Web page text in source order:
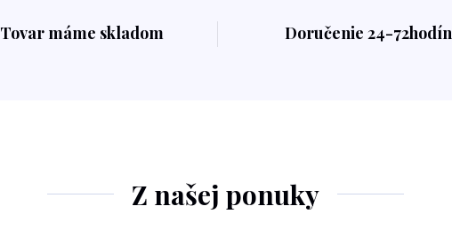
Tovar máme skladom Doručenie 24-72hodín
Z našej ponuky